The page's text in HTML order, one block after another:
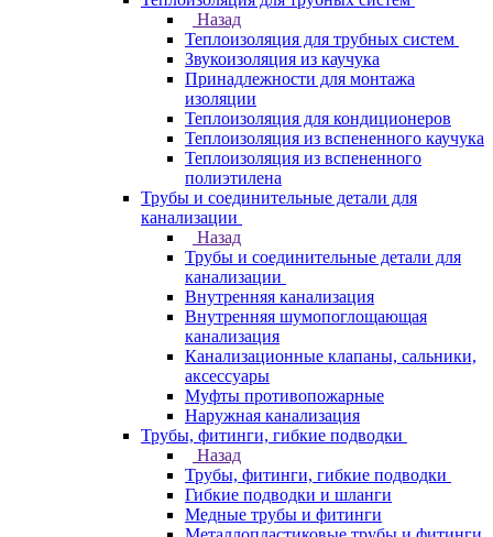
Назад
Теплоизоляция для трубных систем
Звукоизоляция из каучука
Принадлежности для монтажа
изоляции
Теплоизоляция для кондиционеров
Теплоизоляция из вспененного каучука
Теплоизоляция из вспененного
полиэтилена
Трубы и соединительные детали для
канализации
Назад
Трубы и соединительные детали для
канализации
Внутренняя канализация
Внутренняя шумопоглощающая
канализация
Канализационные клапаны, сальники,
аксессуары
Муфты противопожарные
Наружная канализация
Трубы, фитинги, гибкие подводки
Назад
Трубы, фитинги, гибкие подводки
Гибкие подводки и шланги
Медные трубы и фитинги